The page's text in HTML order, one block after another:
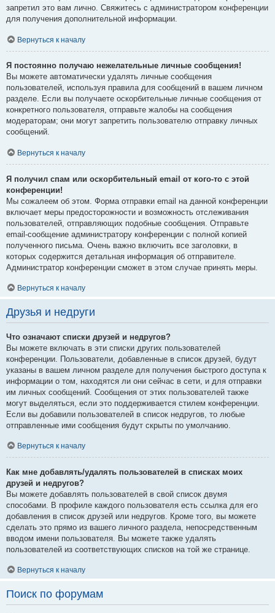
запретил это вам лично. Свяжитесь с администратором конференции
для получения дополнительной информации.
Вернуться к началу
Я постоянно получаю нежелательные личные сообщения!
Вы можете автоматически удалять личные сообщения
пользователей, используя правила для сообщений в вашем личном
разделе. Если вы получаете оскорбительные личные сообщения от
конкретного пользователя, отправьте жалобы на сообщения
модераторам; они могут запретить пользователю отправку личных
сообщений.
Вернуться к началу
Я получил спам или оскорбительный email от кого-то с этой
конференции!
Мы сожалеем об этом. Форма отправки email на данной конференции
включает меры предосторожности и возможность отслеживания
пользователей, отправляющих подобные сообщения. Отправьте
email-сообщение администратору конференции с полной копией
полученного письма. Очень важно включить все заголовки, в
которых содержится детальная информация об отправителе.
Администратор конференции сможет в этом случае принять меры.
Вернуться к началу
Друзья и недруги
Что означают списки друзей и недругов?
Вы можете включать в эти списки других пользователей
конференции. Пользователи, добавленные в список друзей, будут
указаны в вашем личном разделе для получения быстрого доступа к
информации о том, находятся ли они сейчас в сети, и для отправки
им личных сообщений. Сообщения от этих пользователей также
могут выделяться, если это поддерживается стилем конференции.
Если вы добавили пользователей в список недругов, то любые
отправленные ими сообщения будут скрыты по умолчанию.
Вернуться к началу
Как мне добавлять/удалять пользователей в списках моих
друзей и недругов?
Вы можете добавлять пользователей в свой список двумя
способами. В профиле каждого пользователя есть ссылка для его
добавления в список друзей или недругов. Кроме того, вы можете
сделать это прямо из вашего личного раздела, непосредственным
вводом имени пользователя. Вы можете также удалять
пользователей из соответствующих списков на той же странице.
Вернуться к началу
Поиск по форумам